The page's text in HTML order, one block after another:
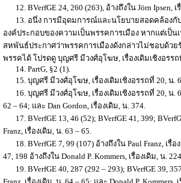
12. BVerfGE 24, 260 (263), อ้างถึงใน Jörn Ipsen, เ
13. อนึ่ง การมีอุดมการณ์และนโยบายสอดคล้องกั
องค์ประกอบของความเป็นพรรคการเมือง หากแต่เป็
สหพันธ์ประกาศว่าพรรคการเมืองดังกล่าวไม่ชอบด้ว
พรรคได้ โปรดดู บุญศรี มีวงศ์อุโฆษ, เรื่องเดิมเชิงอรรถ
14. PartG, §2 (1).
15. บุญศรี มีวงศ์อุโฆษ, เรื่องเดิมเชิงอรรถที่ 20, น.
16. บุญศรี มีวงศ์อุโฆษ, เรื่องเดิมเชิงอรรถที่ 20, น.
62 – 64; และ Dan Gordon, เรื่องเดิม, น. 374.
17. BVerfGE 13, 46 (52); BVerfGE 41, 399;
Franz, เรื่องเดิม, น. 63 – 65.
18. BVerfGE 7, 99 (107) อ้างถึงใน Paul Franz, เรื่อ
47, 198 อ้างถึงใน Donald P. Kommers, เรื่องเดิม, น.
19. BVerfGE 40, 287 (292 – 293); BVerfGE 39,